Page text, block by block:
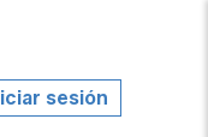
sesión